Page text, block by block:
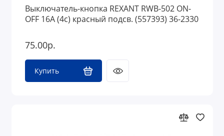
Выключатель-кнопка REXANT RWB-502 ON-
OFF 16A (4с) красный подсв. (557393) 36-2330
75.00р.
Купить